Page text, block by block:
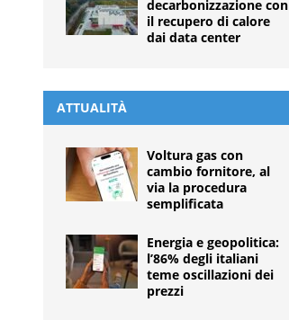
decarbonizzazione con
il recupero di calore
dai data center
ATTUALITÀ
Voltura gas con
cambio fornitore, al
via la procedura
semplificata
Energia e geopolitica:
l’86% degli italiani
teme oscillazioni dei
prezzi